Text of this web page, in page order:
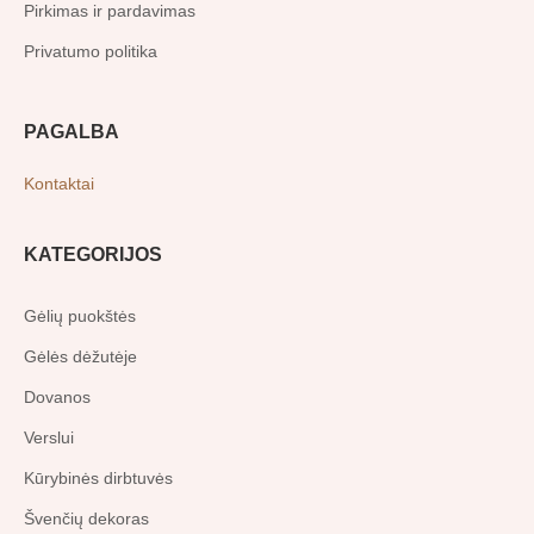
Pirkimas ir pardavimas
Privatumo politika
PAGALBA
Kontaktai
KATEGORIJOS
Gėlių puokštės
Gėlės dėžutėje
Dovanos
Verslui
Kūrybinės dirbtuvės
Švenčių dekoras